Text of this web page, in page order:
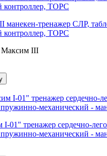
тренажер СЛР,
контроллер, ТОРС
Максим III
01" тренажер сердечно-
механический -